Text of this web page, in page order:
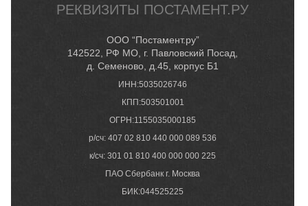
РЕКВИЗИТЫ ПОСТАМЕНТ.РУ
ООО “Постамент.ру”
142522, РФ МО, г. Павловский Посад,
д. Семеново, д.45, корпус Б1
ИНН:5035026746
КПП:503501001
ОГРН:1155035000185
р/сч: 407 02 810 440 000 089 536
к/сч: 301 01 810 400 000 000 225
ПАО Сбербанк г. Москва
БИК:044525225